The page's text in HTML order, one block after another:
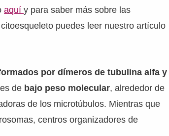
aquíy para saber más sobre las
puedes leer nuestro artículo
por dímeros de tubulina alfa y
de bajo peso molecular, alrededor de
de los microtúbulos. Mientras que
centros organizadores de